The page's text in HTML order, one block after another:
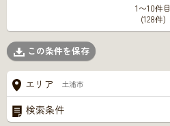
1〜10件目
(128件)
この条件を保存
エリア 土浦市
検索条件